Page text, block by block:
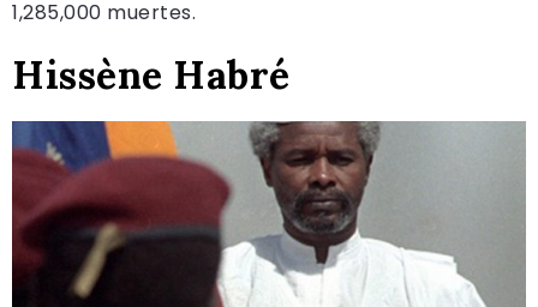
1,285,000 muertes.
Hissène Habré